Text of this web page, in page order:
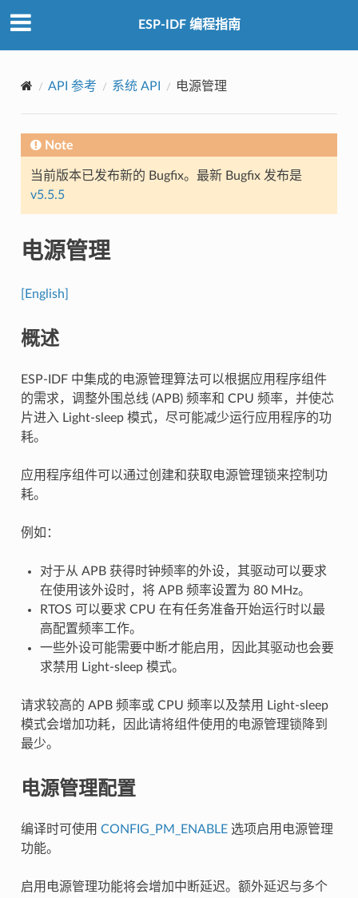
ESP-IDF 编程指南
API 参考 系统 API 电源管理
Note
当前版本已发布新的 Bugfix。最新 Bugfix 发布是
v5.5.5
电源管理
[English]
概述
ESP-IDF 中集成的电源管理算法可以根据应用程序组件
的需求，调整外围总线 (APB) 频率和 CPU 频率，并使芯
片进入 Light-sleep 模式，尽可能减少运行应用程序的功
耗。
应用程序组件可以通过创建和获取电源管理锁来控制功
耗。
例如：
对于从 APB 获得时钟频率的外设，其驱动可以要求
在使用该外设时，将 APB 频率设置为 80 MHz。
RTOS 可以要求 CPU 在有任务准备开始运行时以最
高配置频率工作。
一些外设可能需要中断才能启用，因此其驱动也会要
求禁用 Light-sleep 模式。
请求较高的 APB 频率或 CPU 频率以及禁用 Light-sleep
模式会增加功耗，因此请将组件使用的电源管理锁降到
最少。
电源管理配置
编译时可使用 CONFIG_PM_ENABLE选项启用电源管理
功能。
启用电源管理功能将会增加中断延迟。额外延迟与多个